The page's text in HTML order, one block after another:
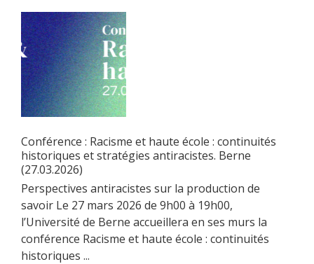
Conférence : Racisme et haute école : continuités
historiques et stratégies antiracistes. Berne
(27.03.2026)
Perspectives antiracistes sur la production de
savoir Le 27 mars 2026 de 9h00 à 19h00,
l’Université de Berne accueillera en ses murs la
conférence Racisme et haute école : continuités
historiques ...